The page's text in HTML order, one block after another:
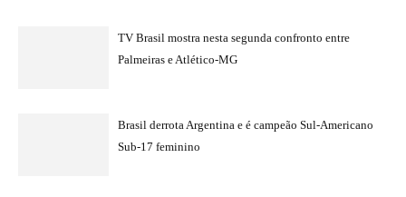
TV Brasil mostra nesta segunda confronto entre
Palmeiras e Atlético-MG
Brasil derrota Argentina e é campeão Sul-Americano
Sub-17 feminino